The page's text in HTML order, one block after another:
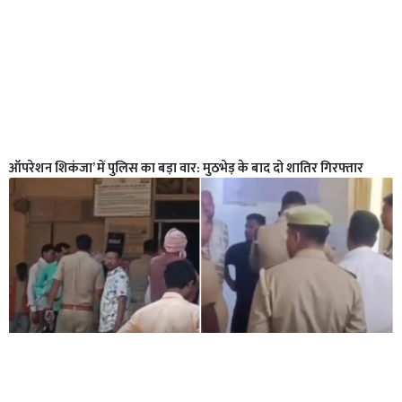
ऑपरेशन शिकंजा’ में पुलिस का बड़ा वार: मुठभेड़ के बाद दो शातिर गिरफ्तार